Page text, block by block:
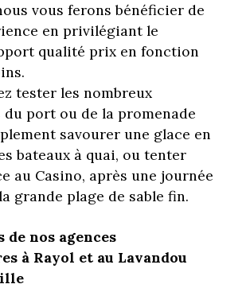
vous ferons bénéficier de
en privilégiant le
qualité prix en fonction
tester les nombreux
port ou de la promenade
savourer une glace en
bateaux à quai, ou tenter
au Casino, après une journée
grande plage de sable fin.
de nos agences
à Rayol et au Lavandou